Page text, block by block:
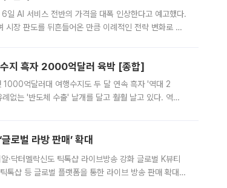
일 AI 서비스 전반의 가격을 대폭 인상한다고 예고했다.
시장 판도를 뒤흔들어온 만큼 이례적인 전략 변화로 평
지 흑자 2000억달러 육박 [종합]
억달러대 여행수지도 두 달 연속 흑자 '역대 2
없는 '반도체 수출' 날개를 달고 훨훨 날고 있다. 역대
로벌 라방 판매’ 확대
·닥터멜락신도 틱톡샵 라이브방송 강화 글로벌 K뷰티
톡샵 등 글로벌 플랫폼을 통한 라이브 방송 판매 확대에